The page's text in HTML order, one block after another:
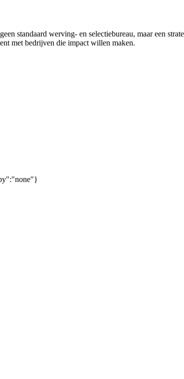
standaard werving- en selectiebureau, maar een
met bedrijven die impact willen maken.